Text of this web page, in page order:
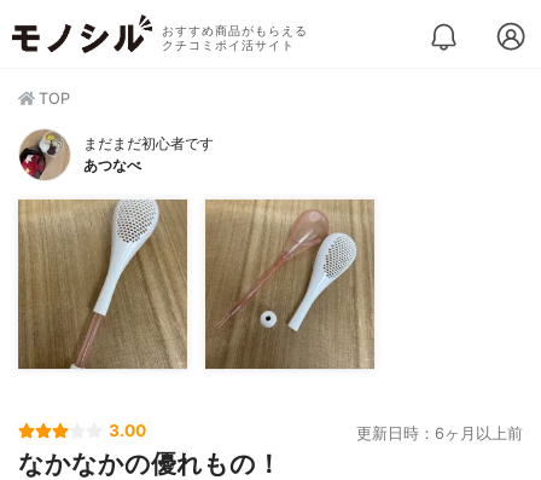
おすすめ商品がもらえる
クチコミポイ活サイト
TOP
まだまだ初心者です
あつなべ
3.00 更新日時：6ヶ月以上前
なかなかの優れもの！